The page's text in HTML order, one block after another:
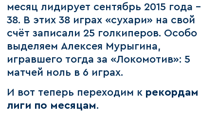
месяц лидирует сентябрь 2015 года –
38. В этих 38 играх «сухари» на свой
счёт записали 25 голкиперов. Особо
выделяем Алексея Мурыгина,
игравшего тогда за «Локомотив»: 5
матчей ноль в 6 играх.
И вот теперь переходим к рекордам
лиги по месяцам.